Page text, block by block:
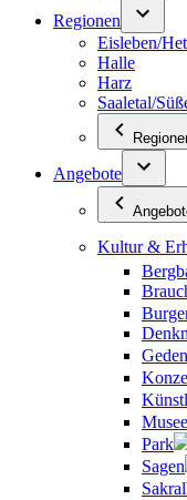
Regionen
Eisleben/
Halle
Harz
Saaletal/
Angebote
Kultur &
Park
Sagen